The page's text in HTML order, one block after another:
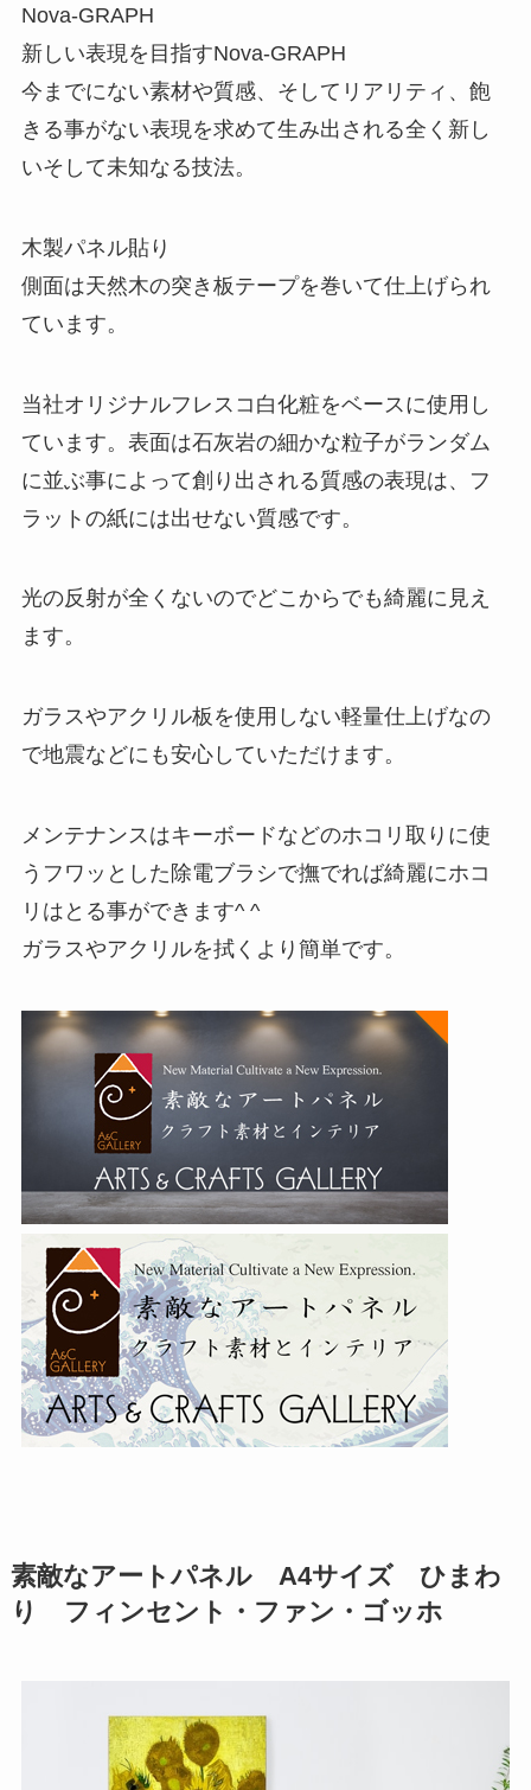
Nova-GRAPH
新しい表現を目指すNova-GRAPH
今までにない素材や質感、そしてリアリティ、飽
きる事がない表現を求めて生み出される全く新し
いそして未知なる技法。
木製パネル貼り
側面は天然木の突き板テープを巻いて仕上げられ
ています。
当社オリジナルフレスコ白化粧をベースに使用し
ています。表面は石灰岩の細かな粒子がランダム
に並ぶ事によって創り出される質感の表現は、フ
ラットの紙には出せない質感です。
光の反射が全くないのでどこからでも綺麗に見え
ます。
ガラスやアクリル板を使用しない軽量仕上げなの
で地震などにも安心していただけます。
メンテナンスはキーボードなどのホコリ取りに使
うフワッとした除電ブラシで撫でれば綺麗にホコ
リはとる事ができます^ ^
ガラスやアクリルを拭くより簡単です。
素敵なアートパネル A4サイズ ひまわ
り フィンセント・ファン・ゴッホ